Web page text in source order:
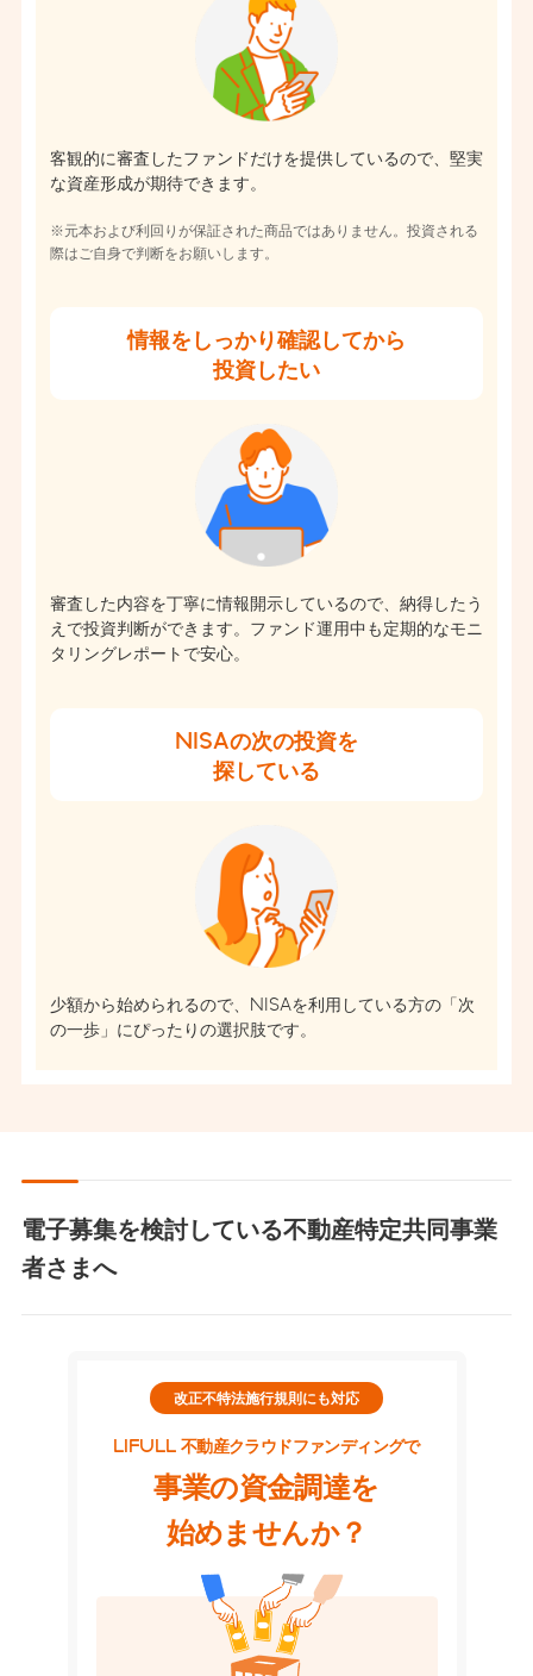
客観的に審査したファンドだけを提供しているので、堅実
な資産形成が期待できます。
※元本および利回りが保証された商品ではありません。投資される
際はご自身で判断をお願いします。
情報をしっかり確認してから
投資したい
審査した内容を丁寧に情報開示しているので、納得したう
えで投資判断ができます。 ファンド運用中も定期的なモニ
タリングレポートで安心。
NISAの次の投資を
探している
少額から始められるので、NISAを利用している方の「次
の一歩」にぴったりの選択肢です。
電子募集を検討している不動産特定共同事業
者さまへ
改正不特法施行規則にも対応
LIFULL 不動産クラウドファンディングで
事業の資金調達を
始めませんか？